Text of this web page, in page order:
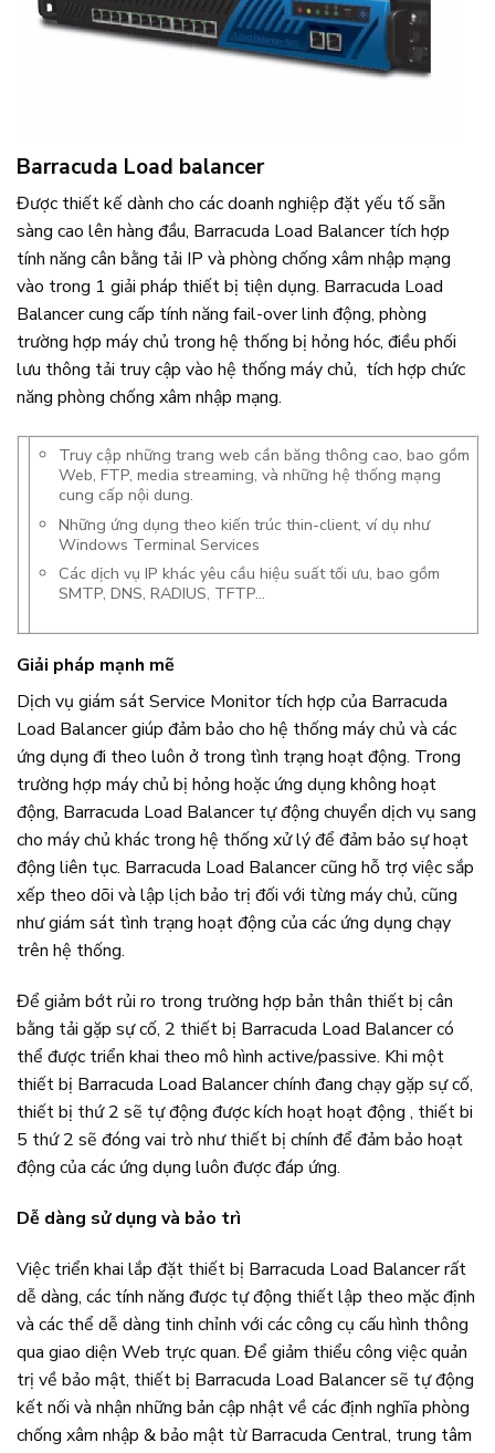
Barracuda Load balancer
Được thiết kế dành cho các doanh nghiệp đặt yếu tố sẵn
sàng cao lên hàng đầu, Barracuda Load Balancer tích hợp
tính năng cân bằng tải IP và phòng chống xâm nhập mạng
vào trong 1 giải pháp thiết bị tiện dụng. Barracuda Load
Balancer cung cấp tính năng fail-over linh động, phòng
trường hợp máy chủ trong hệ thống bị hỏng hóc, điều phối
lưu thông tải truy cập vào hệ thống máy chủ, tích hợp chức
năng phòng chống xâm nhập mạng.
Truy cập những trang web cần băng thông cao, bao gồm
Web, FTP, media streaming, và những hệ thống mạng
cung cấp nội dung.
Những ứng dụng theo kiến trúc thin-client, ví dụ như
Windows Terminal Services
Các dịch vụ IP khác yêu cầu hiệu suất tối ưu, bao gồm
SMTP, DNS, RADIUS, TFTP…
Giải pháp mạnh mẽ
Dịch vụ giám sát Service Monitor tích hợp của Barracuda
Load Balancer giúp đảm bảo cho hệ thống máy chủ và các
ứng dụng đi theo luôn ở trong tình trạng hoạt động. Trong
trường hợp máy chủ bị hỏng hoặc ứng dụng không hoạt
động, Barracuda Load Balancer tự động chuyển dịch vụ sang
cho máy chủ khác trong hệ thống xử lý để đảm bảo sự hoạt
động liên tục. Barracuda Load Balancer cũng hỗ trợ việc sắp
xếp theo dõi và lập lịch bảo trị đối với từng máy chủ, cũng
như giám sát tình trạng hoạt động của các ứng dụng chạy
trên hệ thống.
Để giảm bớt rủi ro trong trường hợp bản thân thiết bị cân
bằng tải gặp sự cố, 2 thiết bị Barracuda Load Balancer có
thể được triển khai theo mô hình active/passive. Khi một
thiết bị Barracuda Load Balancer chính đang chạy gặp sự cố,
thiết bị thứ 2 sẽ tự động được kích hoạt hoạt động , thiết bi
5 thứ 2 sẽ đóng vai trò như thiết bị chính để đảm bảo hoạt
động của các ứng dụng luôn được đáp ứng.
Dễ dàng sử dụng và bảo trì
Việc triển khai lắp đặt thiết bị Barracuda Load Balancer rất
dễ dàng, các tính năng được tự động thiết lập theo mặc định
và các thể dễ dàng tinh chỉnh với các công cụ cấu hình thông
qua giao diện Web trực quan. Để giảm thiểu công việc quản
trị về bảo mật, thiết bị Barracuda Load Balancer sẽ tự động
kết nối và nhận những bản cập nhật về các định nghĩa phòng
chống xâm nhập & bảo mật từ Barracuda Central, trung tâm